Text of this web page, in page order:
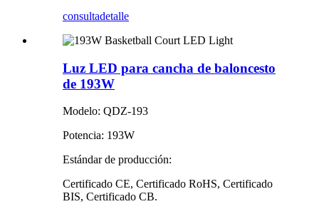
consultadetalle
Luz LED para cancha de baloncesto
de 193W
Modelo: QDZ-193
Potencia: 193W
Estándar de producción:
Certificado CE, Certificado RoHS, Certificado
BIS, Certificado CB.